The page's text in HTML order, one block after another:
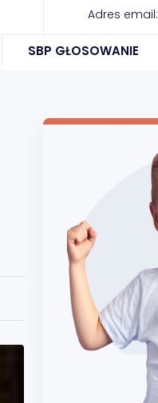
Adres email:
SBP GŁOSOWANIE